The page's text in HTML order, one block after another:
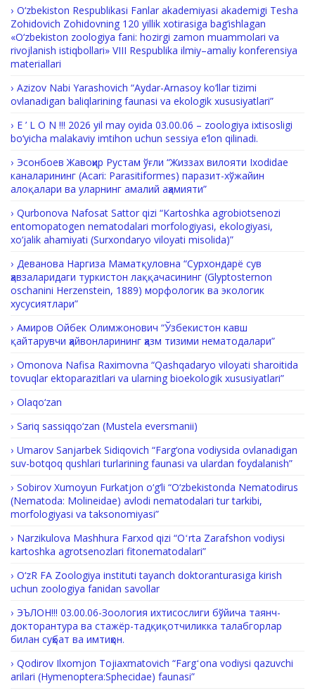
O‘zbekiston Respublikasi Fanlar akademiyasi akademigi Tesha
Zohidovich Zohidovning 120 yillik xotirasiga bag‘ishlagan
«O‘zbekiston zoologiya fani: hozirgi zamon muammolari va
rivojlanish istiqbollari» VIII Respublika ilmiy–amaliy konferensiya
materiallari
Azizov Nabi Yarashovich “Aydar-Arnasoy ko‘llar tizimi
ovlanadigan baliqlarining faunasi va ekologik xususiyatlari”
E ’ L O N !!! 2026 yil may oyida 03.00.06 – zoologiya ixtisosligi
bo‘yicha malakaviy imtihon uchun sessiya e’lon qilinadi.
Эсонбоев Жавоҳир Рустам ўғли “Жиззах вилояти Ixodidae
каналарининг (Acari: Parasitiformes) паразит-хўжайин
алоқалари ва уларнинг амалий аҳамияти”
Qurbonova Nafosat Sattor qizi “Kartoshka agrobiotsenozi
entomopatogen nematodalari morfologiyasi, ekologiyasi,
xo‘jalik ahamiyati (Surxondaryo viloyati misolida)”
Деванова Наргиза Маматқуловна “Сурхондарё сув
ҳавзаларидаги туркистон лаққачасининг (Glyptosternon
oschanini Herzenstein, 1889) морфологик ва экологик
хусусиятлари”
Амиров Ойбек Олимжонович “Ўзбекистон кавш
қайтарувчи ҳайвонларининг ҳазм тизими нематодалари”
Omonova Nafisa Raximovna “Qashqadaryo viloyati sharoitida
tovuqlar ektoparazitlari va ularning bioekologik xususiyatlari”
Olaqo‘zan
Sariq sassiqqo‘zan (Mustela eversmanii)
Umarov Sanjarbek Sidiqovich “Farg‘ona vodiysida ovlanadigan
suv-botqoq qushlari turlarining faunasi va ulardan foydalanish”
Sobirov Xumoyun Furkatjon o‘g‘li “O‘zbekistonda Nematodirus
(Nematoda: Molineidae) avlodi nematodalari tur tarkibi,
morfologiyasi va taksonomiyasi”
Nаrzikulova Маshhurа Fаrхоd qizi “Oʻrta Zarafshon vodiysi
kartoshka agrotsenozlari fitonematodalari”
O‘zR FA Zoologiya instituti tayanch doktoranturasiga kirish
uchun zoologiya fanidan savollar
ЭЪЛОН!!! 03.00.06-Зоология ихтисослиги бўйича таянч-
докторантура ва стажёр-тадқиқотчиликка талабгорлар
билан суҳбат ва имтиҳон.
Qodirov Ilxomjon Tojiaxmatovich “Fargʻona vodiysi qazuvchi
arilari (Hymenoptera:Sphecidae) faunasi”